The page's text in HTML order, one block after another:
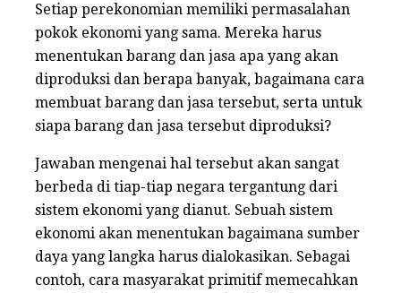
c
e
b
o
o
k
it
te
r
ai
l
at
s
A
p
p
e e
g
r
a
m
a
r
e
Setiap perekonomian memiliki permasalahan
pokok ekonomi yang sama. Mereka harus
menentukan barang dan jasa apa yang akan
diproduksi dan berapa banyak, bagaimana cara
membuat barang dan jasa tersebut, serta untuk
siapa barang dan jasa tersebut diproduksi?
Jawaban mengenai hal tersebut akan sangat
berbeda di tiap-tiap negara tergantung dari
sistem ekonomi yang dianut. Sebuah sistem
ekonomi akan menentukan bagaimana sumber
daya yang langka harus dialokasikan. Sebagai
contoh, cara masyarakat primitif memecahkan